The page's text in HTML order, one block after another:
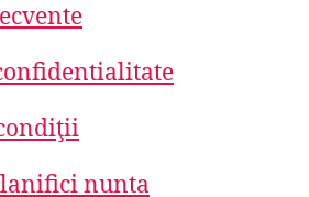
nunta